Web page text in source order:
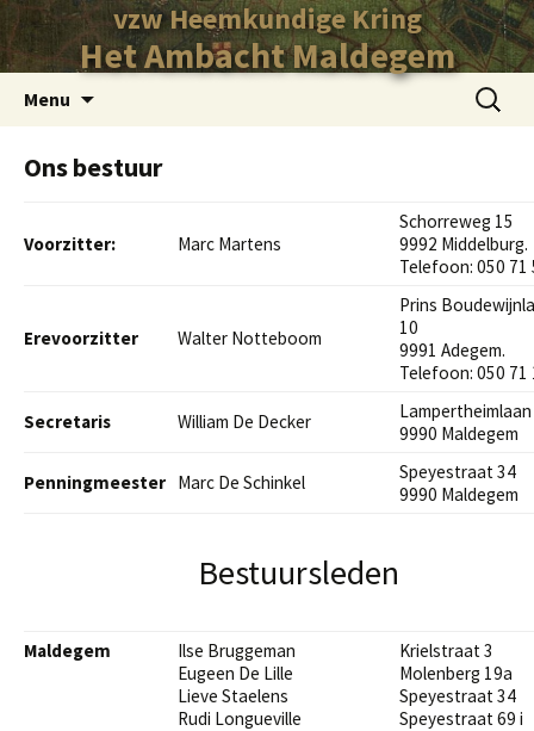
vzw Heemkundige Kring
Het Ambacht Maldegem
Menu
inhoud
Zoeken
naar:
Ons bestuur
Voorzitter: Marc Martens
Schorreweg 15
9992 Middelburg.
Telefoon: 050 71
Erevoorzitter Walter Notteboom
Prins
10
9991 Adegem.
Telefoon: 050 71
Secretaris William De Decker
9990 Maldegem
Penningmeester Marc De Schinkel
Speyestraat 34
9990 Maldegem
Bestuursleden
Maldegem
Ilse Bruggeman
Eugeen De Lille
Lieve Staelens
Rudi Longueville
Krielstraat 3
Molenberg 19a
Speyestraat 34
Speyestraat 69 i